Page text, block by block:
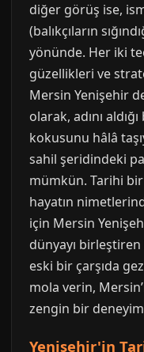
diğer görüş ise,
(balıkçıların
yönünde. Her iki
güzellikleri ve
Mersin Yenişehir
olarak, adını
kokusunu hâlâ
sahil şeridindeki
mümkün. Tarihi
hayatın
için Mersin
dünyayı
eski bir çarşıda
mola verin,
zengin bir
Yenişehir'in